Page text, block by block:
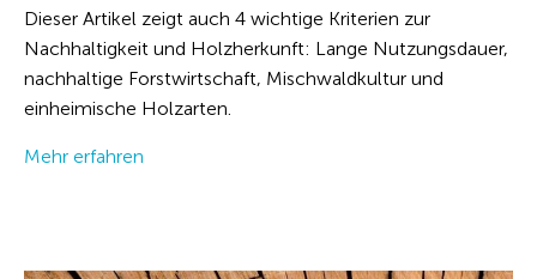
Dieser Artikel zeigt auch 4 wichtige Kriterien zur
Nachhaltigkeit und Holzherkunft: Lange Nutzungsdauer,
nachhaltige Forstwirtschaft, Mischwaldkultur und
einheimische Holzarten.
Mehr erfahren